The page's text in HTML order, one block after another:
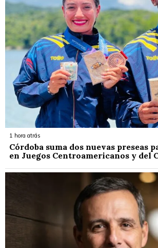
1 hora atrás
Córdoba suma dos nuevas preseas
en Juegos Centroamericanos y del